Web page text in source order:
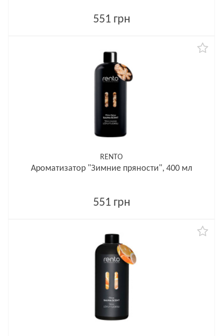
551 грн
RENTO
Ароматизатор "Зимние пряности", 400 мл
551 грн